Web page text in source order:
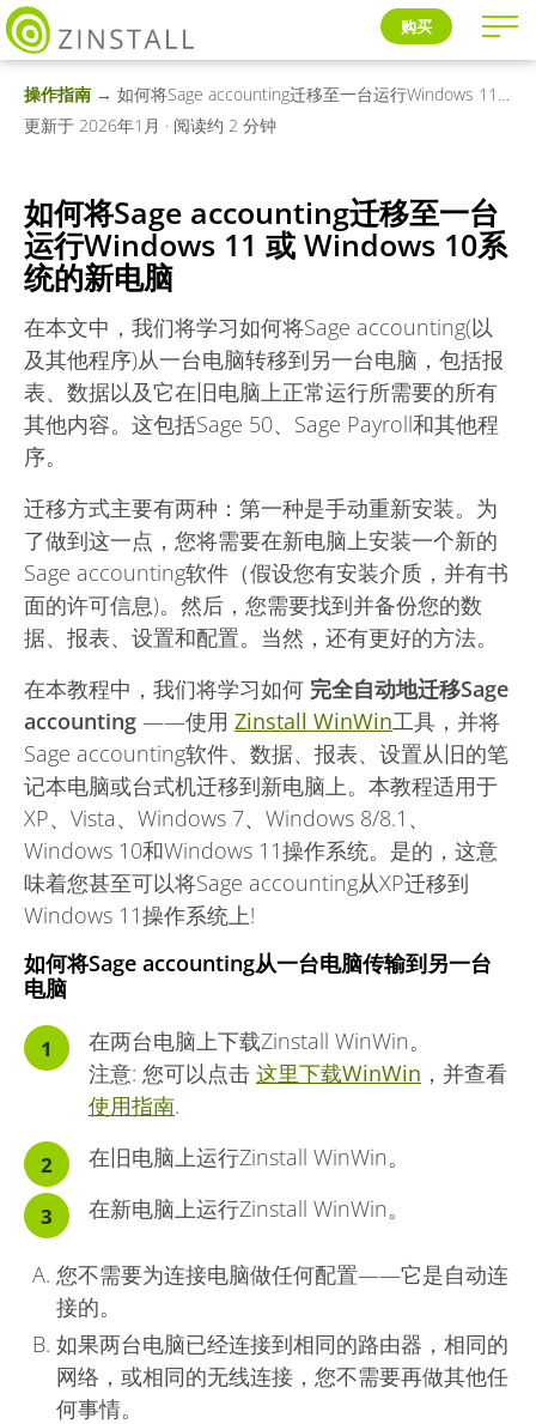
购买
操作指南 → 如何将Sage accounting迁移至一台运行Windows 11 或 Windows 10系统的新电脑
更新于 2026年1月 · 阅读约 2 分钟
如何将Sage accounting迁移至一台
运行Windows 11 或 Windows 10系
统的新电脑
在本文中，我们将学习如何将Sage accounting(以
及其他程序)从一台电脑转移到另一台电脑，包括报
表、数据以及它在旧电脑上正常运行所需要的所有
其他内容。这包括Sage 50、Sage Payroll和其他程
序。
迁移方式主要有两种：第一种是手动重新安装。为
了做到这一点，您将需要在新电脑上安装一个新的
Sage accounting软件（假设您有安装介质，并有书
面的许可信息)。然后，您需要找到并备份您的数
据、报表、设置和配置。当然，还有更好的方法。
在本教程中，我们将学习如何 完全自动地迁移Sage
accounting ——使用 Zinstall WinWin工具，并将
Sage accounting软件、数据、报表、设置从旧的笔
记本电脑或台式机迁移到新电脑上。本教程适用于
XP、Vista、Windows 7、Windows 8/8.1、
Windows 10和Windows 11操作系统。是的，这意
味着您甚至可以将Sage accounting从XP迁移到
Windows 11操作系统上!
如何将Sage accounting从一台电脑传输到另一台
电脑
在两台电脑上下载Zinstall WinWin。
注意: 您可以点击 这里下载WinWin ，并查看
使用指南.
在旧电脑上运行Zinstall WinWin。
在新电脑上运行Zinstall WinWin。
您不需要为连接电脑做任何配置——它是自动连
接的。
如果两台电脑已经连接到相同的路由器，相同的
网络，或相同的无线连接，您不需要再做其他任
何事情。